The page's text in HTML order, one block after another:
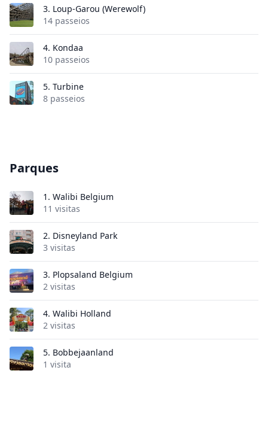
3. Loup-Garou (Werewolf)
14 passeios
4. Kondaa
10 passeios
5. Turbine
8 passeios
Parques
1. Walibi Belgium
11 visitas
2. Disneyland Park
3 visitas
3. Plopsaland Belgium
2 visitas
4. Walibi Holland
2 visitas
5. Bobbejaanland
1 visita